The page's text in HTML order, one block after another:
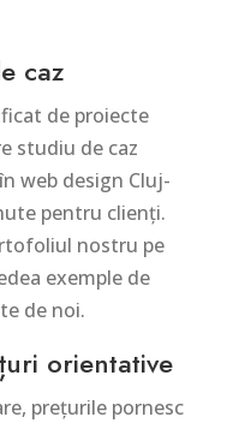
caz
de proiecte
studiu de caz
web design Cluj-
pentru clienți.
nostru pe
exemple de
de noi.
orientative
prețurile pornesc